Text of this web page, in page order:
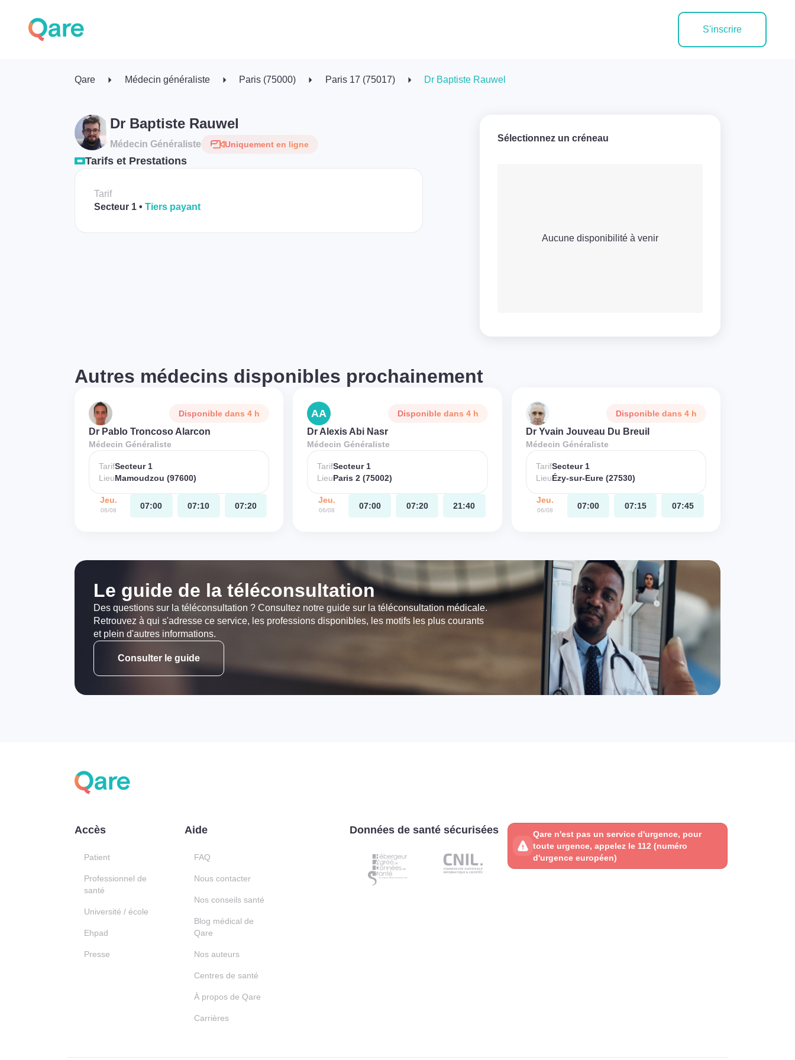
S'inscrire
Qare Médecin généraliste Paris (75000) Paris 17 (75017) Dr Baptiste Rauwel
Dr Baptiste Rauwel
Médecin Généraliste Uniquement en ligne
Tarifs et Prestations
Tarif
Secteur 1
Tiers payant
Sélectionnez un créneau
Aucune disponibilité à venir
Autres médecins disponibles prochainement
Disponible dans 4 h
Dr Pablo Troncoso Alarcon
Médecin Généraliste
TarifSecteur 1
LieuMamoudzou (97600)
Jeu.
06/08 07:00 07:10 07:20
AA Disponible dans 4 h
Dr Alexis Abi Nasr
Médecin Généraliste
TarifSecteur 1
LieuParis 2 (75002)
Jeu.
06/08 07:00 07:20 21:40
Disponible dans 4 h
Dr Yvain Jouveau Du Breuil
Médecin Généraliste
TarifSecteur 1
LieuÉzy-sur-Eure (27530)
Jeu.
06/08 07:00 07:15 07:45
Le guide de la téléconsultation
Des questions sur la téléconsultation ? Consultez notre guide sur la téléconsultation médicale.
Retrouvez à qui s'adresse ce service, les professions disponibles, les motifs les plus courants
et plein d'autres informations.
Consulter le guide
Accès
Patient
Professionnel de
santé
Université / école
Ehpad
Presse
Aide
FAQ
Nous contacter
Nos conseils santé
Blog médical de
Qare
Nos auteurs
Centres de santé
À propos de Qare
Carrières
Données de santé sécurisées
Qare n'est pas un service d'urgence, pour
toute urgence, appelez le 112 (numéro
d'urgence européen)